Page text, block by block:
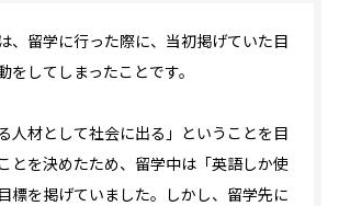
、留学に行った際に、当初掲げていた目
をしてしまったことです。
人材として社会に出る」ということを目
とを決めたため、留学中は「英語しか使
標を掲げていました。しかし、留学先に